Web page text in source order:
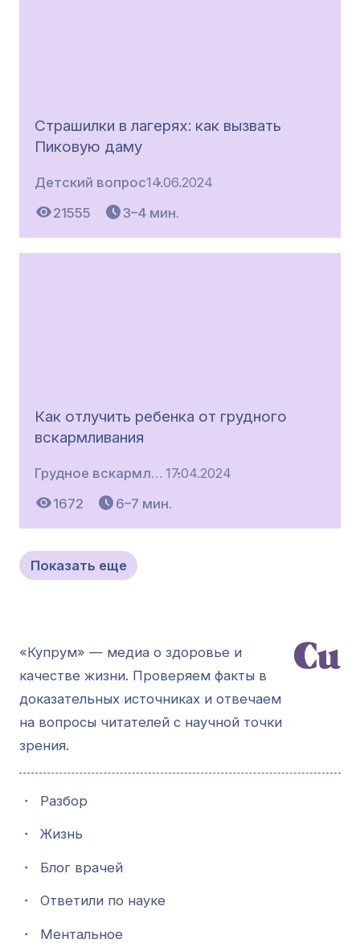
Страшилки в лагерях: как вызвать
Пиковую даму
Детский вопрос14.06.2024
21555
3–4 мин.
Как отлучить ребенка от грудного
вскармливания
Грудное вскармливание 17.04.2024
1672
6–7 мин.
Показать еще
«Купрум» — медиа о здоровье и
качестве жизни. Проверяем факты в
доказательных источниках и отвечаем
на вопросы читателей с научной точки
зрения.
・ Разбор
・ Жизнь
・ Блог врачей
・ Ответили по науке
・ Ментальное